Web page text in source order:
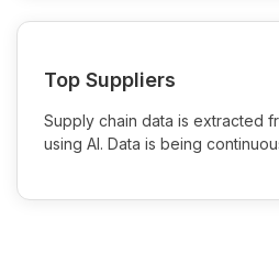
Top Suppliers
Supply chain data is extracted
using AI. Data is being